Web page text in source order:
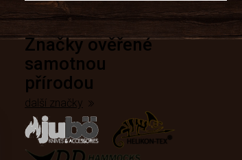
Značky ověřené
samotnou
přírodou
další značky